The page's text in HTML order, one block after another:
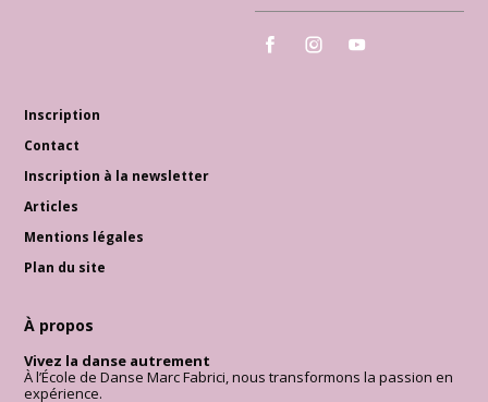
École de Danse Marc Fabrici
École de Danse Marc Fabrici
École de Danse
Inscription
Contact
Inscription à la newsletter
Articles
Mentions légales
Plan du site
À propos
Vivez la danse autrement
À l’École de Danse Marc Fabrici, nous transformons la passion en
expérience.